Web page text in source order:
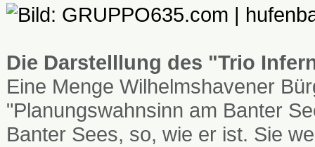
Die Darstelllung des "Trio
Eine Menge Wilhelmshavener
"Planungswahnsinn am Banter
Banter Sees, so, wie er ist. Sie